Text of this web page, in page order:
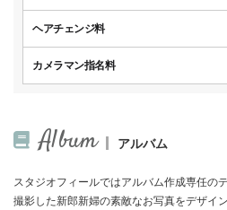
ヘアチェンジ料
カメラマン指名料
Album アルバム
スタジオフィールではアルバム作成専任の
撮影した新郎新婦の素敵なお写真をデザイ